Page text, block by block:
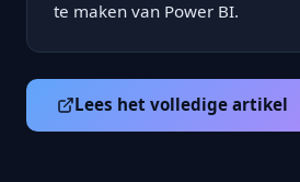
te maken van Power BI.
Lees het volledige artikel